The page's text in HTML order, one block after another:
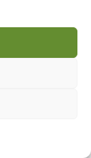
kunststof of
zo ver is,
druk
de hak ook
de poot weer
te